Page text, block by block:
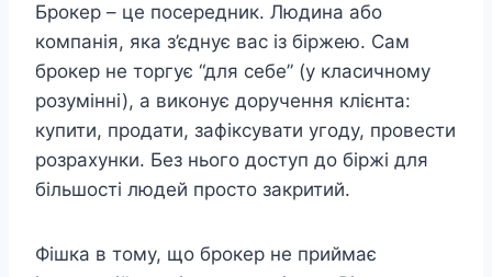
Брокер – це посередник. Людина або
компанія, яка з’єднує вас із біржею. Сам
брокер не торгує “для себе” (у класичному
розумінні), а виконує доручення клієнта:
купити, продати, зафіксувати угоду, провести
розрахунки. Без нього доступ до біржі для
більшості людей просто закритий.
Фішка в тому, що брокер не приймає